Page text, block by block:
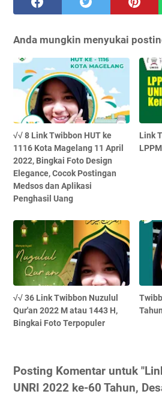
Anda mungkin menyukai
√√ 8 Link Twibbon HUT ke
1116 Kota Magelang 11 April
2022, Bingkai Foto Design
Elegance, Cocok Postingan
Medsos dan Aplikasi
Penghasil Uang
Link
√√ 36 Link Twibbon Nuzulul
Qur'an 2022 M atau 1443 H,
Bingkai Foto Terpopuler
Posting Komentar untuk
UNRI 2022 ke-60 Tahun,